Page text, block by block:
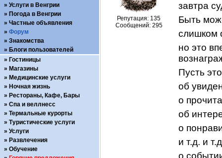
Репутация: 135
Сообщений: 295
завтра
Быть
слишком
но это
Пусть
об
о
об
о
и т.д. и
о
Услуги в Венгрии
Погода в Венгрии
Частные объявления
Форум
Знакомства
Блоги пользователей
Гостиницы
Магазины
Медицинские услуги
Ночная жизнь
Рестораны, Кафе, Бары
Спа и веллнесс
Термальные курорты
Туристические услуги
Услуги
Развлечения
Обучение